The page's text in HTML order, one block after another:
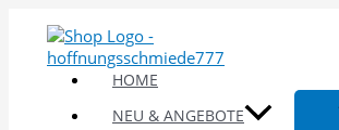
Inhalt
springen
HOME
NEU & ANGEBOTE